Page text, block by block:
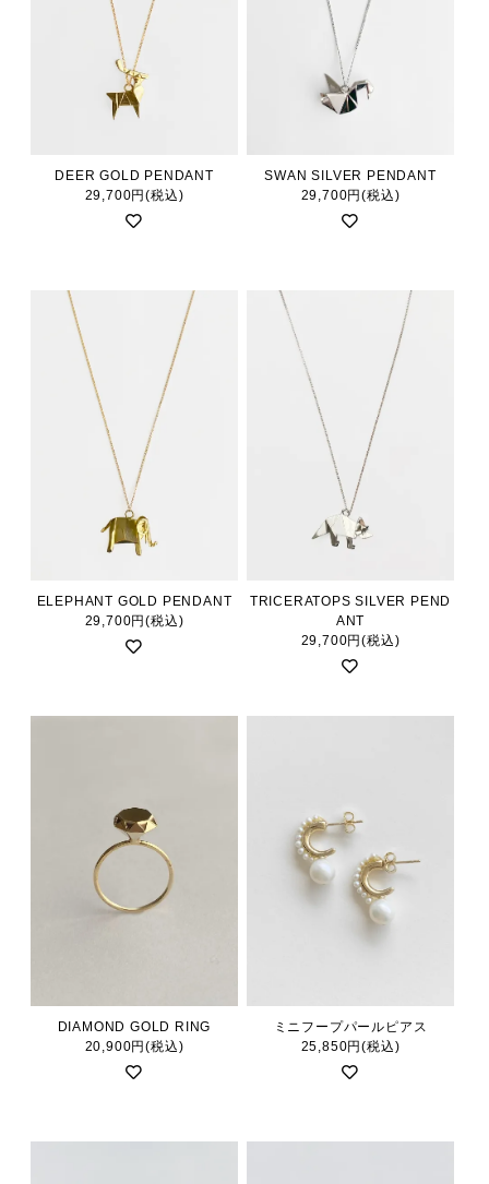
DEER GOLD PENDANT
29,700円(税込)
SWAN SILVER PENDANT
29,700円(税込)
ELEPHANT GOLD PENDANT
29,700円(税込)
TRICERATOPS SILVER PEND
ANT
29,700円(税込)
DIAMOND GOLD RING
20,900円(税込)
ミニフープパールピアス
25,850円(税込)